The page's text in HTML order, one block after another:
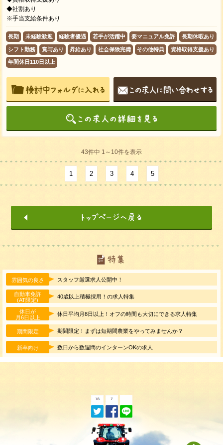
◆社割あり
※手当支給条件あり
長期 未経験歓迎 経験者優遇 若手が活躍中 要マニュアル免許 長期休暇あり
シフト勤務 賞与あり 昇給あり 社会保険完備 その他特典 資格取得支援あり
年間休日110日以上
43件中 1～10件を表示
1 2 3 4 5
雰囲気の良さ スタッフ厳選求人公開中！
自動車免許
(AT限定)
40歳以上積極採用！の求人特集
休日が
月6日以上
休日平均月8日以上！オフの時間も大切にできる求人特集
期間限定 期間限定！まずは短期間農業をやってみませんか？
新卒向け 数日から数週間のインターンOKの求人